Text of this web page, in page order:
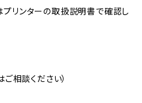
リンターの取扱説明書で確認し
相談ください）